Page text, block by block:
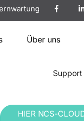
Über uns
Support
HIER NCS-